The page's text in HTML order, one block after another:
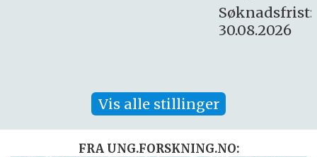
Vis alle stillinger
FRA UNG.FORSKNING.NO: